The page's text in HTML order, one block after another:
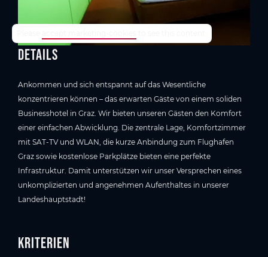
Details
Ankommen und sich entspannt auf das Wesentliche
konzentrieren können – das erwarten Gäste von einem soliden
Businesshotel in Graz. Wir bieten unseren Gästen den Komfort
einer einfachen Abwicklung. Die zentrale Lage, Komfortzimmer
mit SAT-TV und WLAN, die kurze Anbindung zum Flughafen
Graz sowie kostenlose Parkplätze bieten eine perfekte
Infrastruktur. Damit unterstützen wir unser Versprechen eines
unkomplizierten und angenehmen Aufenthaltes in unserer
Landeshauptstadt!
Kriterien